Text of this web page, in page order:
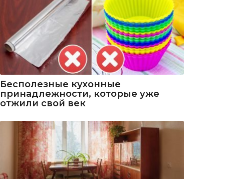
Бесполезные кухонные
принадлежности, которые уже
отжили свой век